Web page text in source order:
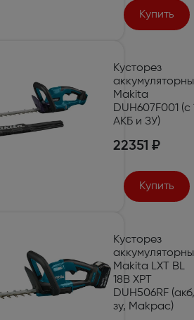
Купить
Кусторез
Makita
DUH607F001 (с
АКБ и ЗУ)
22351 ₽
Купить
Кусторез
Makita LXT BL
18В XPT
DUH506RF (акб,
зу, Makpac)